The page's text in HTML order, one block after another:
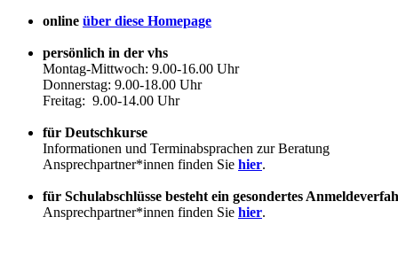
online über diese Homepage
persönlich in der vhs
Montag-Mittwoch: 9.00-16.00 Uhr
Donnerstag: 9.00-18.00 Uhr
Freitag: 9.00-14.00 Uhr
für Deutschkurse
Informationen und Terminabsprachen zur Beratung
Ansprechpartner*innen finden Sie hier.
für Schulabschlüsse besteht ein gesondertes
Ansprechpartner*innen finden Sie hier.